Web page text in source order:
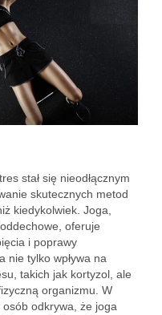
stał się nieodłącznym
skutecznych metod
kiedykolwiek. Joga,
oferuje
i poprawy
nie tylko wpływa na
takich jak kortyzol, ale
organizmu. W
odkrywa, że joga